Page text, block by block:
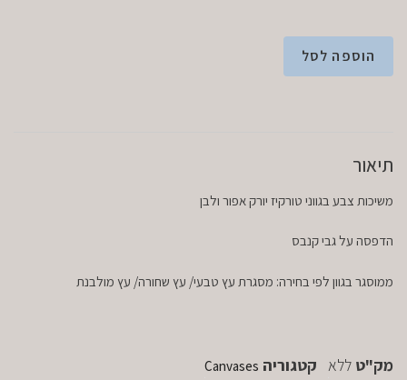
הוספה לסל
תיאור
משיכות צבע בגווני טורקיז יורק אפור ולבן
הדפסה על גבי קנבס
ממוסגר בגוון לפי בחירה: מסגרת עץ טבעי/ עץ שחורה/ עץ מולבנת
מק"ט ללא קטגוריה Canvases